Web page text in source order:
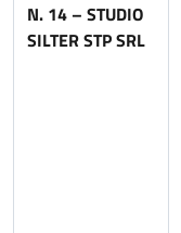
N. 14 – STUDIO
SILTER STP SRL